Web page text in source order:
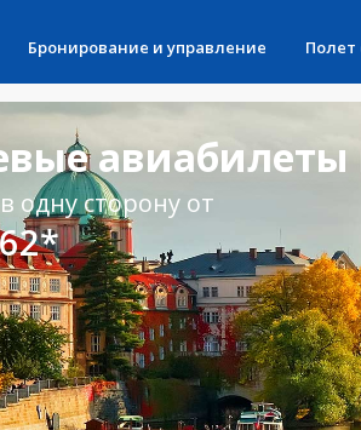
Бронирование и управление Полет
авиабилеты
одну сторону от